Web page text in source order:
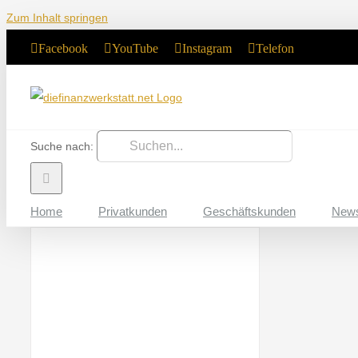
Zum Inhalt springen
Facebook YouTube Instagram Telefon
Suche nach:
Home Privatkunden Geschäftskunden